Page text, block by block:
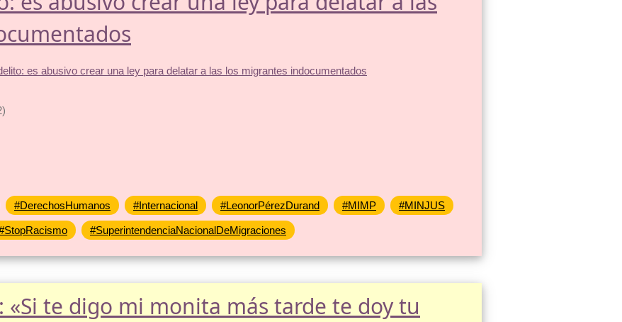
#DerechosHumanos #Internacional #LeonorPérezDurand #MIMP #MINJUS
#SuperintendenciaNacionalDeMigraciones
«Si te digo mi monita más tarde te doy tu